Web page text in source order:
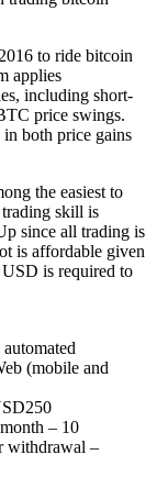
to ride bitcoin
applies
including short-
price swings.
both price gains
the easiest to
trading skill is
since all trading is
is affordable given
is required to
(mobile and
– 10
withdrawal –